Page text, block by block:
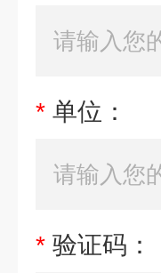
* 单位：
* 验证码：